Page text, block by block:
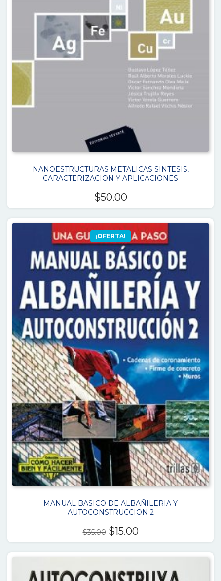
NANOESTRUCTURAS METALICAS SINTESIS,
CARACTERIZACION Y APLICACIONES
$50.00
¡OFERTA!
MANUAL BASICO DE ALBAÑILERIA Y
AUTOCONSTRUCCION 2
$35.00 El
precio
original
era:
$15.00El
precio
actual